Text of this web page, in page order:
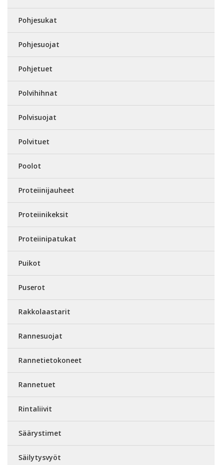
Pohjesukat
Pohjesuojat
Pohjetuet
Polvihihnat
Polvisuojat
Polvituet
Poolot
Proteiinijauheet
Proteiinikeksit
Proteiinipatukat
Puikot
Puserot
Rakkolaastarit
Rannesuojat
Rannetietokoneet
Rannetuet
Rintaliivit
Säärystimet
Säilytysvyöt